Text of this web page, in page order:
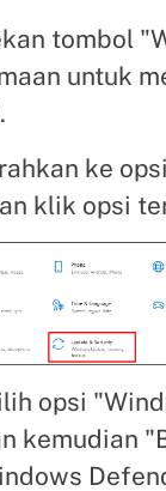
tombol
untuk
ke
klik opsi
opsi
kemudian